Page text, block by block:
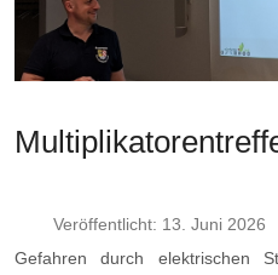
Veröffentlicht: 13. Juni 2026
Gefahren durch elektrischen